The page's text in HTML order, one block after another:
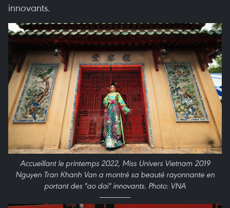
innovants.
Accueillant le printemps 2022, Miss Univers Vietnam 2019
Nguyen Tran Khanh Van a montré sa beauté rayonnante en
portant des "ao dai" innovants. Photo: VNA